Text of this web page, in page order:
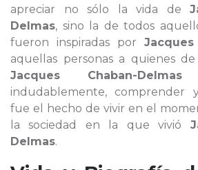
apreciar no sólo la vida de
Delmas, sino la de todos
fueron inspiradas por Jacques
aquellas personas a quienes
Jacques Chaban-Delmas
indudablemente, comprender
fue el hecho de vivir en el
la sociedad en la que vivió
Delmas.